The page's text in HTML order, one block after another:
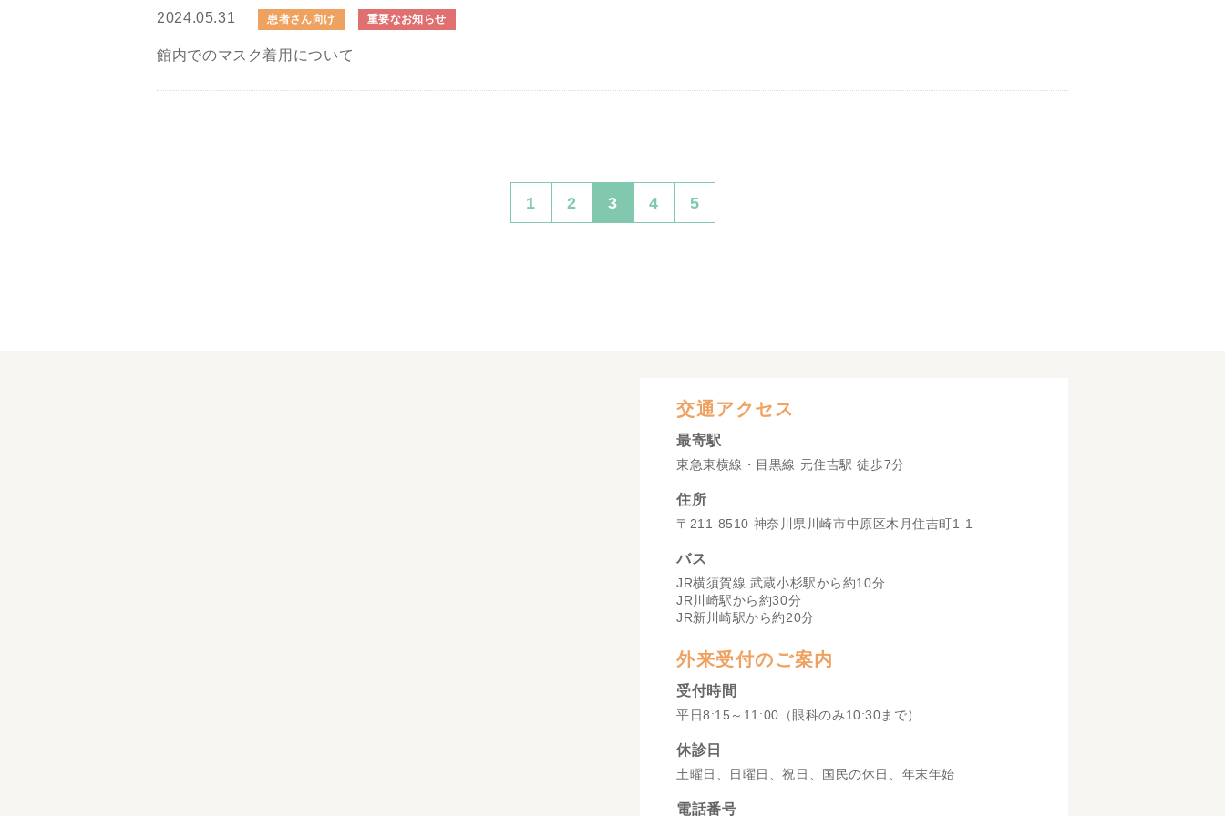
2024.05.31 患者さん向け 重要なお知らせ
館内でのマスク着用について
1 2 3 4 5
交通アクセス
最寄駅
東急東横線・目黒線 元住吉駅 徒歩7分
住所
〒211-8510 神奈川県川崎市中原区木月住吉町1-1
バス
JR横須賀線 武蔵小杉駅から約10分
JR川崎駅から約30分
JR新川崎駅から約20分
外来受付のご案内
受付時間
平日8:15～11:00（眼科のみ10:30まで）
休診日
土曜日、日曜日、祝日、国民の休日、年末年始
電話番号